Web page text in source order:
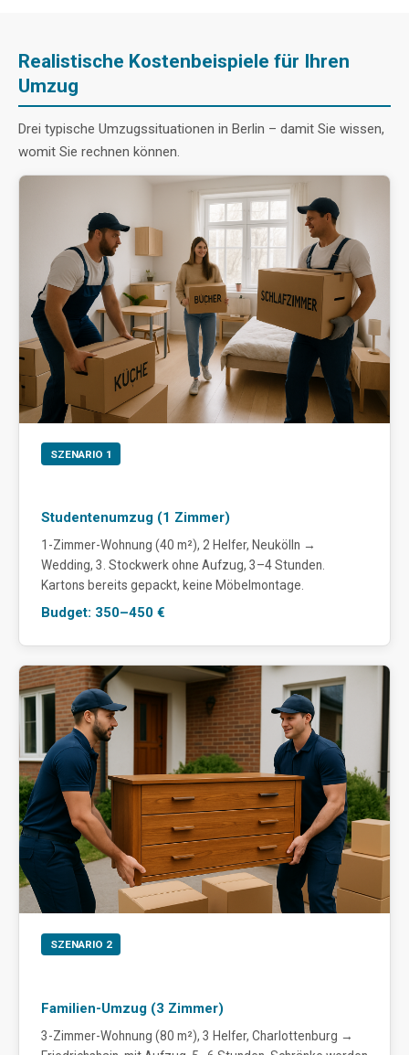
Realistische Kostenbeispiele für Ihren
Umzug
Drei typische Umzugssituationen in Berlin – damit Sie wissen,
womit Sie rechnen können.
SZENARIO 1
Studentenumzug (1 Zimmer)
1-Zimmer-Wohnung (40 m²), 2 Helfer, Neukölln →
Wedding, 3. Stockwerk ohne Aufzug, 3–4 Stunden.
Kartons bereits gepackt, keine Möbelmontage.
Budget: 350–450 €
SZENARIO 2
Familien-Umzug (3 Zimmer)
3-Zimmer-Wohnung (80 m²), 3 Helfer, Charlottenburg →